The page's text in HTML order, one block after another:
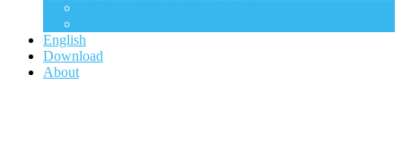
English
Download
About